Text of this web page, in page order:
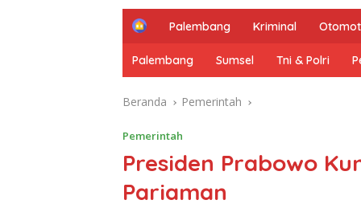
H
m
e
Palembang Kriminal
Palembang Sumsel Tni & Polri
Beranda Pemerintah
Pemerintah
Presiden Prabowo
Pariaman